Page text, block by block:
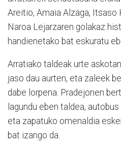
Areitio, Amaia Alzaga, Itsaso
Naroa Lejarzaren golakaz
handienetako bat eskuratu
Arratiako taldeak urte
jaso dau aurten, eta zaleek
dabe lorpena. Pradejonen
lagundu eben taldea,
eta zapatuko omenaldia
bat izango da.